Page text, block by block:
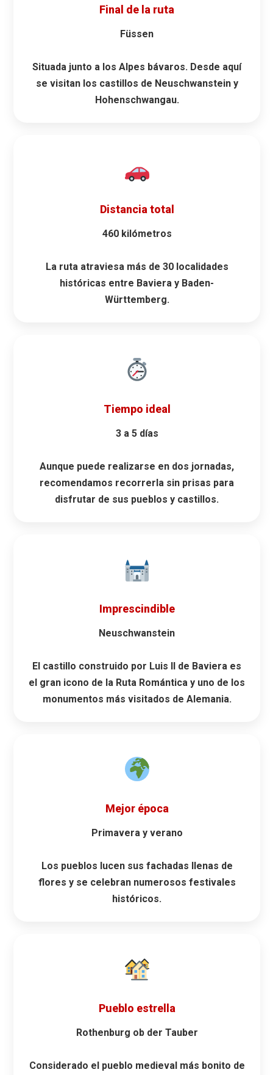
Final de la ruta
Füssen
Situada junto a los Alpes bávaros. Desde aquí
se visitan los castillos de Neuschwansteiny
Hohenschwangau.
Distancia total
460 kilómetros
La ruta atraviesa más de 30 localidades
históricas entre Baviera y Baden-
Württemberg.
Tiempo ideal
3 a 5 días
Aunque puede realizarse en dos jornadas,
recomendamos recorrerla sin prisas para
disfrutar de sus pueblos y castillos.
Imprescindible
Neuschwanstein
El castillo construido por Luis II de Baviera es
el gran icono de la Ruta Romántica y uno de los
monumentos más visitados de Alemania.
Mejor época
Primavera y verano
Los pueblos lucen sus fachadas llenas de
flores y se celebran numerosos festivales
históricos.
Pueblo estrella
Rothenburg ob der Tauber
Considerado el pueblo medieval más bonito de